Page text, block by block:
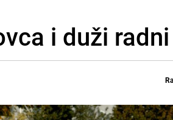
i duži